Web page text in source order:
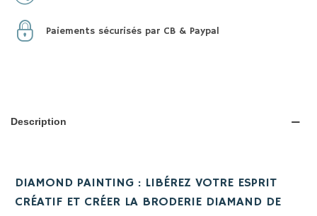
Paiements sécurisés par CB & Paypal
Description
DIAMOND PAINTING : LIBÉREZ VOTRE ESPRIT
CRÉATIF ET CRÉER LA BRODERIE DIAMAND DE